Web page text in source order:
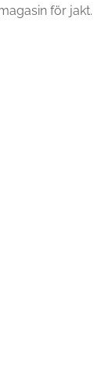
för jakt.